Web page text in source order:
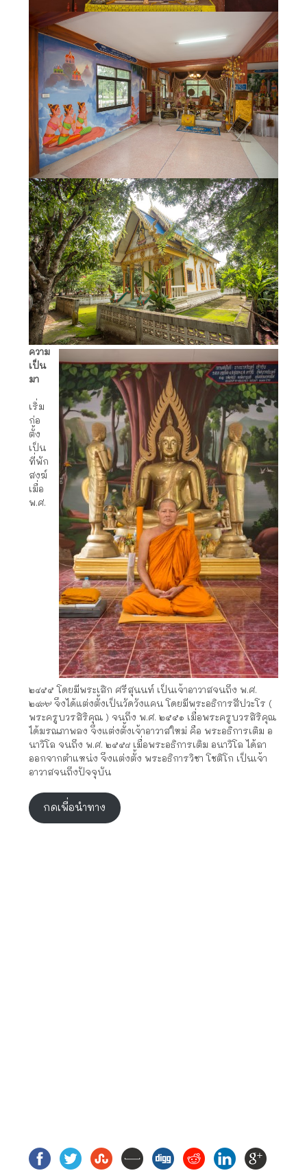
ความ
เป็น
มา
เริ่ม
ก่อ
ตั้ง
เป็น
ที่พัก
สงฆ์
เมื่อ
พ.ศ.
๒๔๕๕ โดยมีพระเสิก ศรีสุนนท์ เป็นเจ้าอาวาสจนถึง พ.ศ.
๒๔๙๙ จึงได้แต่งตั้งเป็นวัดวังแคน โดยมีพระอธิการสีปวะโร (
พระครูบวรสิริคุณ ) จนถึง พ.ศ. ๒๕๕๑ เมื่อพระครูบวรสิริคุณ
ได้มรณภาพลง จึงแต่งตั้งเจ้าอาวาสใหม่ คือ พระอธิการเติม อ
นาวิโล จนถึง พ.ศ. ๒๕๕๘ เมื่อพระอธิการเติม อนาวิโล ได้ลา
ออกจากตำแหน่ง จึงแต่งตั้ง พระอธิการวิชา โชติโก เป็นเจ้า
อาวาสจนถึงปัจจุบัน
กดเพื่อนำทาง